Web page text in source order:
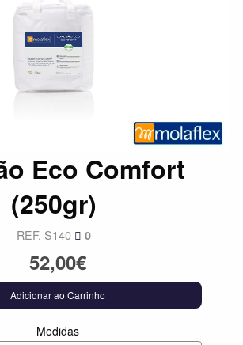
Eco Comfort
(250gr)
REF. S140 0
52,00€
Adicionar ao Carrinho
Medidas